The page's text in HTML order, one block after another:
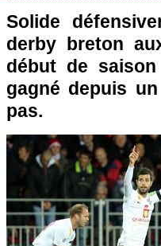
Solide
derby breton
début de
gagné depuis
pas.